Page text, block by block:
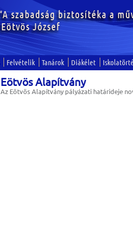
Felvételik Tanárok Diákélet
Eötvös Alapítvány
Az Eötvös Alapítvány pályázati határideje